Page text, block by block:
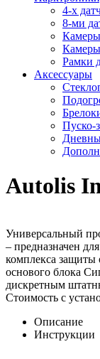
4-х
8-ми
Камеры
Камеры
Рамки
Аксессуары
Пуско-
Autolis
Универсальный
– предназначен
комплекса защиты
основого блока
дискретным
Стоимость с
Описание
Инструкции